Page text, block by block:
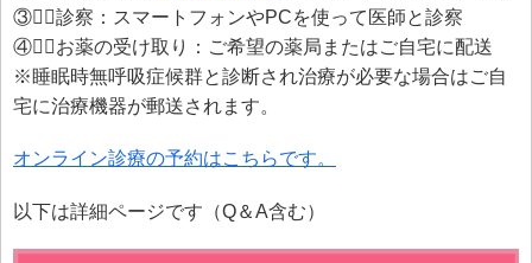
③👩‍⚕️診察：スマートフォンやPCを使って医師と診察
④👩‍⚕️お薬の受け取り：ご希望の薬局またはご自宅に配送
※睡眠時無呼吸症候群と診断され治療が必要な場合はご自
宅に治療機器が郵送されます。
オンライン診療の予約はこちらです。
以下は詳細ページです（Q＆A含む）